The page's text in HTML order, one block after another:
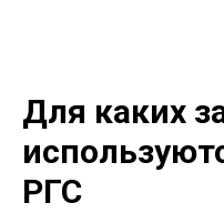
Для каких
РГС